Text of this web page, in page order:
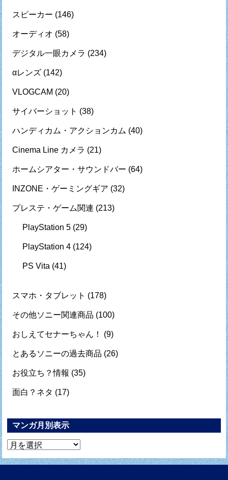
スピーカー (146)
オーディオ (58)
デジタル一眼カメラ (234)
αレンズ (142)
VLOGCAM (20)
サイバーショット (38)
ハンディカム・アクションカム (40)
Cinema Line カメラ (21)
ホームシアター・サウンドバー (64)
INZONE・ゲーミングギア (32)
プレステ・ゲーム関連 (213)
PlayStation 5 (29)
PlayStation 4 (124)
PS Vita (41)
スマホ・タブレット (178)
その他ソニー関連商品 (100)
おしえてセナーちゃん！ (9)
とあるソニーの過去商品 (26)
お役立ち？情報 (35)
面白？ネタ (17)
マンガ月別表示
マ
ン